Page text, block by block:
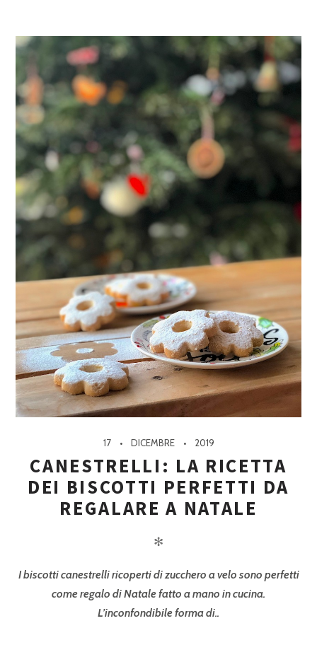
17 DICEMBRE 2019
CANESTRELLI: LA RICETTA
DEI BISCOTTI PERFETTI DA
REGALARE A NATALE
✻
I biscotti canestrelli ricoperti di zucchero a velo sono perfetti
come regalo di Natale fatto a mano in cucina.
L’inconfondibile forma di..